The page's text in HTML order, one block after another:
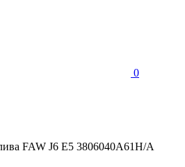
0
FAW J6 Е5 3806040A61H/A